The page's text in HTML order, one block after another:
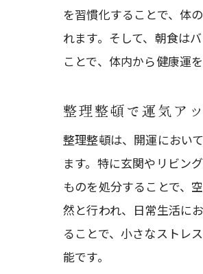
を習慣化することで、体
れます。そして、朝食は
ことで、体内から健康運
整理整頓で運気ア
整理整頓は、開運におい
ます。特に玄関やリビン
ものを処分することで、
然と行われ、日常生活に
ることで、小さなストレ
能です。